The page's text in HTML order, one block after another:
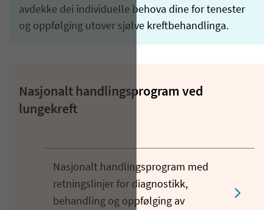
avdekke dei individuelle behova dine for tenester
og oppfølging utover sjølve kreftbehandlinga.
Nasjonalt handlingsprogram ved
lungekreft
Nasjonalt handlingsprogram med
retningslinjer for diagnostikk,
behandling og oppfølging av